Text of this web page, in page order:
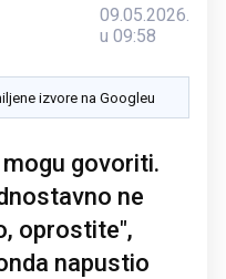
09.05.2026.
u 09:58
izvore na Googleu
govoriti.
ne
oprostite",
napustio